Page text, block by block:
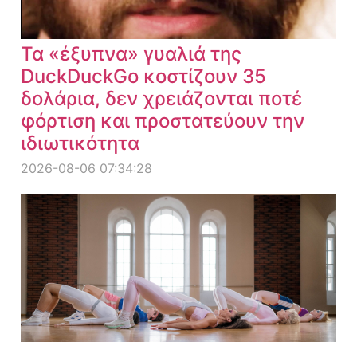
Τα «έξυπνα» γυαλιά της
DuckDuckGo κοστίζουν 35
δολάρια, δεν χρειάζονται ποτέ
φόρτιση και προστατεύουν την
ιδιωτικότητα
2026-08-06 07:34:28